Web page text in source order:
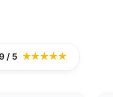
/ 5 ★★★★★